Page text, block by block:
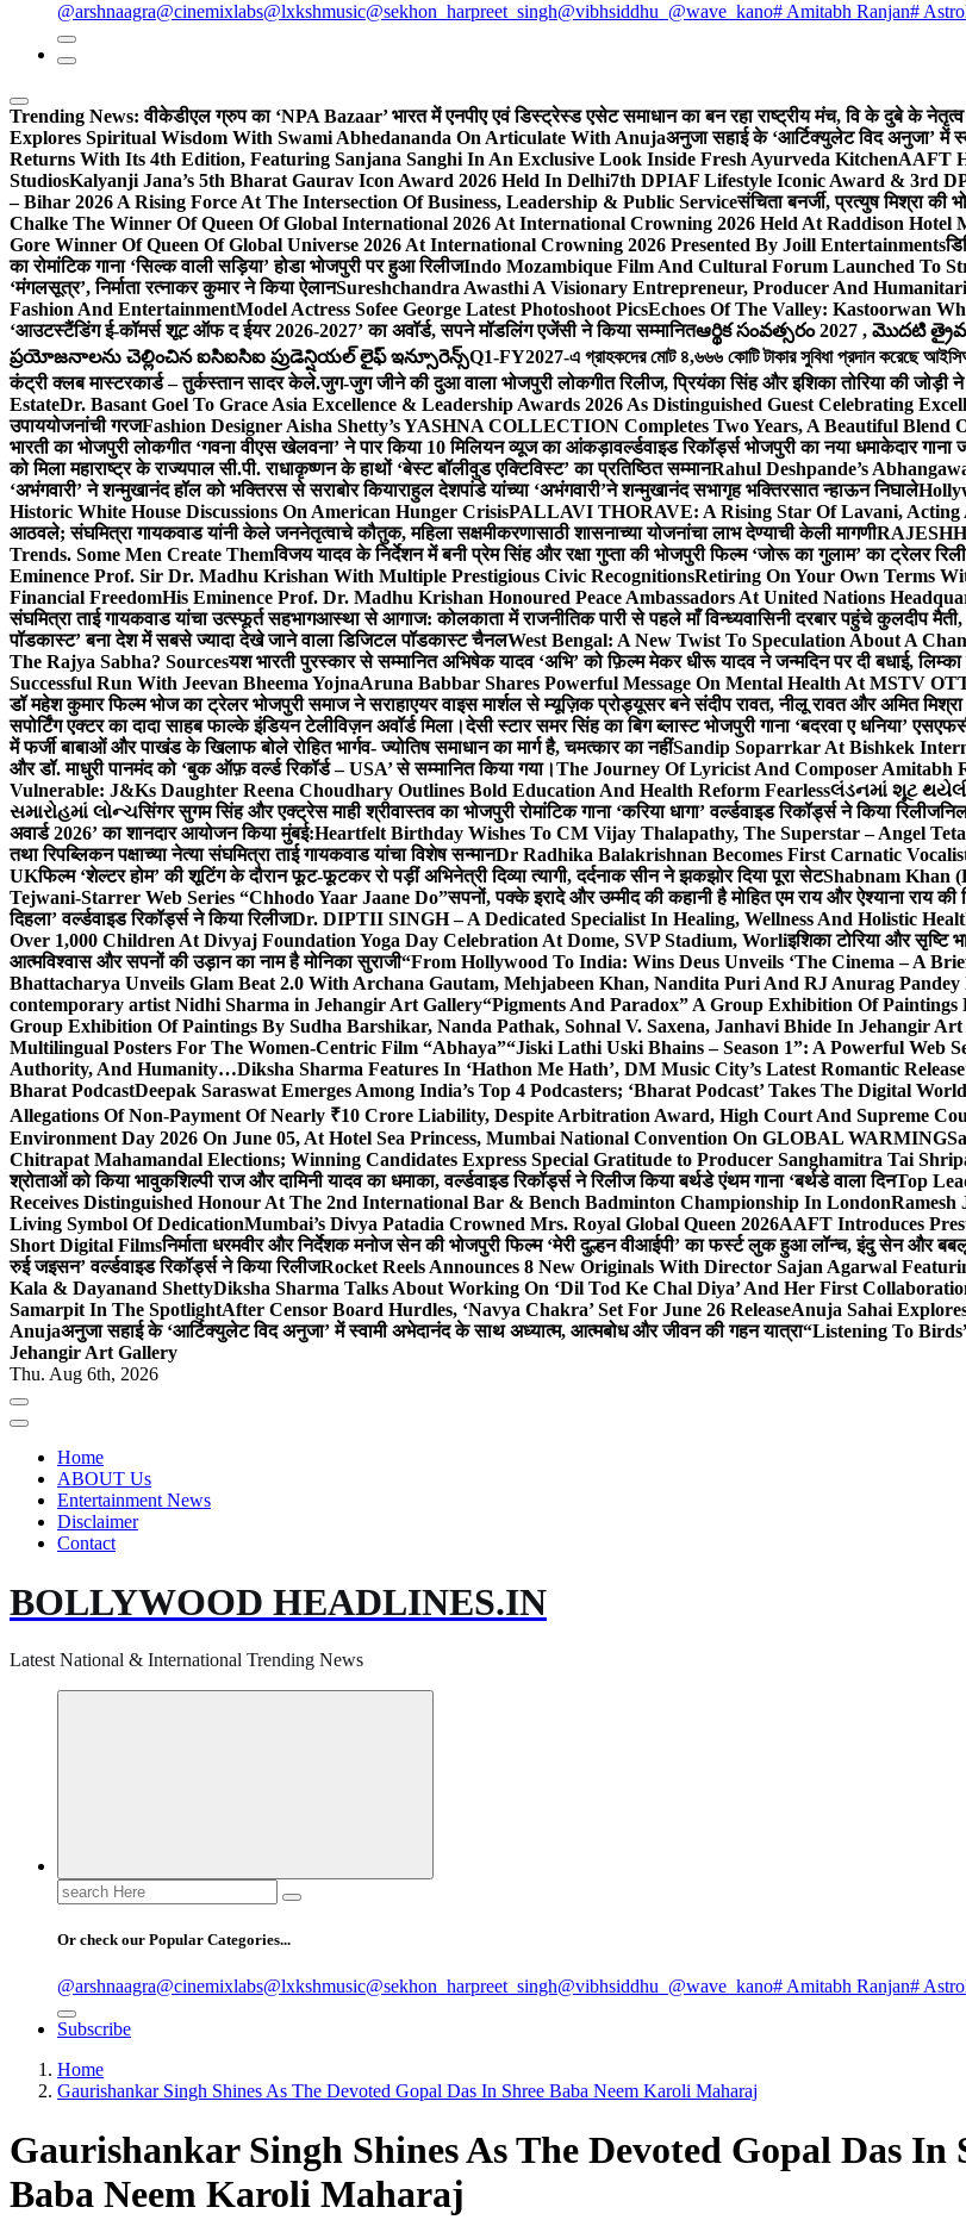
@arshnaagra@cinemixlabs@lxkshmusic@sekhon_harpreet_singh@vibhsiddhu_ @wave_kano# Amitabh Ranjan#
Trending News: वीकेडीएल ग्रुप का ‘NPA Bazaar’ भारत में एनपीए एवं डिस्ट्रेस्ड एसेट समाधान का बन रहा राष्ट्रीय मंच, वि के दुबे के
Explores Spiritual Wisdom With Swami Abhedananda On Articulate With Anujaअनुजा सहाई के ‘आर्टिक्युलेट विद अनुजा’ में
Returns With Its 4th Edition, Featuring Sanjana Sanghi In An Exclusive Look Inside Fresh Ayurveda KitchenAAFT
StudiosKalyanji Jana’s 5th Bharat Gaurav Icon Award 2026 Held In Delhi7th DPIAF Lifestyle Iconic Award & 3rd
– Bihar 2026 A Rising Force At The Intersection Of Business, Leadership & Public Serviceसंचिता बनर्जी, प्रत्युष मिश्रा
Chalke The Winner Of Queen Of Global International 2026 At International Crowning 2026 Held At Raddison Hotel
Gore Winner Of Queen Of Global Universe 2026 At International Crowning 2026 Presented By Joill Entertainments
का रोमांटिक गाना ‘सिल्क वाली सड़िया’ होडा भोजपुरी पर हुआ रिलीजIndo Mozambique Film And Cultural Forum Launched To
‘मंगलसूत्र’, निर्माता रत्नाकर कुमार ने किया ऐलानSureshchandra Awasthi A Visionary Entrepreneur, Producer And
Fashion And EntertainmentModel Actress Sofee George Latest Photoshoot PicsEchoes Of The Valley: Kastoorwan
‘आउटस्टैंडिंग ई-कॉमर्स शूट ऑफ द ईयर 2026-2027’ का अवॉर्ड, सपने मॉडलिंग एजेंसी ने किया सम्मानितఆర్థిక సంవత్సరం 2027 , మొదటి
ప్రయోజనాలను చెల్లించిన ఐసిఐసిఐ ప్రుడెన్షియల్ లైఫ్ ఇన్సూరెన్స్Q1-FY2027-এ গ্রাহকদের মোট ৪,৬৬৬ কোটি টাকার সুবিধা প্রদান করেছে
कंट्री क्लब मास्टरकार्ड – तुर्कस्तान सादर केले.जुग-जुग जीने की दुआ वाला भोजपुरी लोकगीत रिलीज, प्रियंका सिंह और इशिका तोरिया की जोड़ी
EstateDr. Basant Goel To Grace Asia Excellence & Leadership Awards 2026 As Distinguished Guest Celebrating
उपाययोजनांची गरजFashion Designer Aisha Shetty’s YASHNA COLLECTION Completes Two Years, A Beautiful
भारती का भोजपुरी लोकगीत ‘गवना वीएस खेलवना’ ने पार किया 10 मिलियन व्यूज का आंकड़ावर्ल्डवाइड रिकॉर्ड्स भोजपुरी का नया धमाकेदार
को मिला महाराष्ट्र के राज्यपाल सी.पी. राधाकृष्णन के हाथों ‘बेस्ट बॉलीवुड एक्टिविस्ट’ का प्रतिष्ठित सम्मानRahul Deshpande’s
‘अभंगवारी’ ने शन्मुखानंद हॉल को भक्तिरस से सराबोर कियाराहुल देशपांडे यांच्या ‘अभंगवारी’ने शन्मुखानंद सभागृह भक्तिरसात न्हाऊन निघाले
Historic White House Discussions On American Hunger CrisisPALLAVI THORAVE: A Rising Star Of Lavani, Acting
आठवले; संघमित्रा गायकवाड यांनी केले जननेतृत्वाचे कौतुक, महिला सक्षमीकरणासाठी शासनाच्या योजनांचा लाभ देण्याची केली मागणी
Trends. Some Men Create Themविजय यादव के निर्देशन में बनी प्रेम सिंह और रक्षा गुप्ता की भोजपुरी फिल्म ‘जोरू का गुलाम’ का ट्रेलर
Eminence Prof. Sir Dr. Madhu Krishan With Multiple Prestigious Civic RecognitionsRetiring On Your Own Terms
Financial FreedomHis Eminence Prof. Dr. Madhu Krishan Honoured Peace Ambassadors At United Nations
संघमित्रा ताई गायकवाड यांचा उत्स्फूर्त सहभागआस्था से आगाज: कोलकाता में राजनीतिक पारी से पहले माँ विन्ध्यवासिनी दरबार पहुंचे कुलदीप मैती,
पॉडकास्ट’ बना देश में सबसे ज्यादा देखे जाने वाला डिजिटल पॉडकास्ट चैनलWest Bengal: A New Twist To Speculation About A
The Rajya Sabha? Sourcesयश भारती पुरस्कार से सम्मानित अभिषेक यादव ‘अभि’ को फ़िल्म मेकर धीरू यादव ने जन्मदिन पर दी बधाई, लिम्का
Successful Run With Jeevan Bheema YojnaAruna Babbar Shares Powerful Message On Mental Health At MSTV
डॉ महेश कुमार फिल्म भोज का ट्रेलर भोजपुरी समाज ने सराहाएयर वाइस मार्शल से म्यूज़िक प्रोड्यूसर बने संदीप रावत, नीलू रावत और अमित
सपोर्टिंग एक्टर का दादा साहब फाल्के इंडियन टेलीविज़न अवॉर्ड मिला।देसी स्टार समर सिंह का बिग ब्लास्ट भोजपुरी गाना ‘बदरवा ए धनिया’
में फर्जी बाबाओं और पाखंड के खिलाफ बोले रोहित भार्गव- ज्योतिष समाधान का मार्ग है, चमत्कार का नहींSandip Soparrkar At Bishkek
और डॉ. माधुरी पानमंद को ‘बुक ऑफ़ वर्ल्ड रिकॉर्ड – USA’ से सम्मानित किया गया।The Journey Of Lyricist And Composer
Vulnerable: J&Ks Daughter Reena Choudhary Outlines Bold Education And Health Reform Fearlessલંડનમાં શૂટ
સમારોહમાં લોન્ચसिंगर सुगम सिंह और एक्ट्रेस माही श्रीवास्तव का भोजपुरी रोमांटिक गाना ‘करिया धागा’ वर्ल्डवाइड रिकॉर्ड्स ने किया रिलीज
अवार्ड 2026’ का शानदार आयोजन किया मुंबई:Heartfelt Birthday Wishes To CM Vijay Thalapathy, The Superstar – Angel
तथा रिपब्लिकन पक्षाच्या नेत्या संघमित्रा ताई गायकवाड यांचा विशेष सन्मानDr Radhika Balakrishnan Becomes First Carnatic
UKफिल्म ‘शेल्टर होम’ की शूटिंग के दौरान फूट-फूटकर रो पड़ीं अभिनेत्री दिव्या त्यागी, दर्दनाक सीन ने झकझोर दिया पूरा सेटShabnam Khan
Tejwani-Starrer Web Series “Chhodo Yaar Jaane Do”सपनों, पक्के इरादे और उम्मीद की कहानी है मोहित एम राय और ऐश्याना राय की
दिहला’ वर्ल्डवाइड रिकॉर्ड्स ने किया रिलीजDr. DIPTII SINGH – A Dedicated Specialist In Healing, Wellness And Holistic
Over 1,000 Children At Divyaj Foundation Yoga Day Celebration At Dome, SVP Stadium, Worliइशिका टोरिया और सृष्टि
आत्मविश्वास और सपनों की उड़ान का नाम है मोनिका सुराजी“From Hollywood To India: Wins Deus Unveils ‘The Cinema – A
Bhattacharya Unveils Glam Beat 2.0 With Archana Gautam, Mehjabeen Khan, Nandita Puri And RJ Anurag
contemporary artist Nidhi Sharma in Jehangir Art Gallery“Pigments And Paradox” A Group Exhibition Of
Group Exhibition Of Paintings By Sudha Barshikar, Nanda Pathak, Sohnal V. Saxena, Janhavi Bhide In Jehangir
Multilingual Posters For The Women-Centric Film “Abhaya”“Jiski Lathi Uski Bhains – Season 1”: A Powerful Web
Authority, And Humanity…Diksha Sharma Features In ‘Hathon Me Hath’, DM Music City’s Latest Romantic Release
Bharat PodcastDeepak Saraswat Emerges Among India’s Top 4 Podcasters; ‘Bharat Podcast’ Takes The Digital
Allegations Of Non-Payment Of Nearly ₹10 Crore Liability, Despite Arbitration Award, High Court And Supreme
Environment Day 2026 On June 05, At Hotel Sea Princess, Mumbai National Convention On GLOBAL WARMING
Chitrapat Mahamandal Elections; Winning Candidates Express Special Gratitude to Producer Sanghamitra Tai
श्रोताओं को किया भावुकशिल्पी राज और दामिनी यादव का धमाका, वर्ल्डवाइड रिकॉर्ड्स ने रिलीज किया बर्थडे एंथम गाना ‘बर्थडे वाला दिनTop
Receives Distinguished Honour At The 2nd International Bar & Bench Badminton Championship In LondonRamesh
Living Symbol Of DedicationMumbai’s Divya Patadia Crowned Mrs. Royal Global Queen 2026AAFT Introduces
Short Digital Filmsनिर्माता धरमवीर और निर्देशक मनोज सेन की भोजपुरी फिल्म ‘मेरी दुल्हन वीआईपी’ का फर्स्ट लुक हुआ लॉन्च, इंदु सेन और
रुई जइसन’ वर्ल्डवाइड रिकॉर्ड्स ने किया रिलीजRocket Reels Announces 8 New Originals With Director Sajan Agarwal
Kala & Dayanand ShettyDiksha Sharma Talks About Working On ‘Dil Tod Ke Chal Diya’ And Her First
Samarpit In The SpotlightAfter Censor Board Hurdles, ‘Navya Chakra’ Set For June 26 ReleaseAnuja Sahai
Anujaअनुजा सहाई के ‘आर्टिक्युलेट विद अनुजा’ में स्वामी अभेदानंद के साथ अध्यात्म, आत्मबोध और जीवन की गहन यात्रा“Listening To
Jehangir Art Gallery
Thu. Aug 6th, 2026
Home
ABOUT Us
Entertainment News
Disclaimer
Contact
BOLLYWOOD HEADLINES.IN
Latest National & International Trending News
Search
for:
Or check our Popular Categories...
@arshnaagra@cinemixlabs@lxkshmusic@sekhon_harpreet_singh@vibhsiddhu_ @wave_kano# Amitabh Ranjan#
Subscribe
Home
Gaurishankar Singh Shines As The Devoted Gopal Das In Shree Baba Neem Karoli Maharaj
Gaurishankar Singh Shines As The Devoted Gopal Das In
Baba Neem Karoli Maharaj